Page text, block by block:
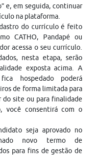
e, em seguida, continuar
na plataforma.
do currículo é feito
CATHO, Pandapé ou
acessa o seu currículo.
nesta etapa, serão
exposta acima. A
hospedado poderá
de forma limitada para
site ou para finalidade
você consentirá com o
seja aprovado no
novo termo de
para fins de gestão de